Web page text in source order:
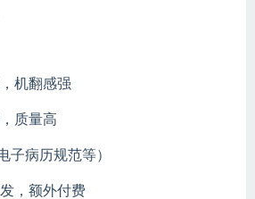
机翻感强
质量高
子病历规范等）
，额外付费